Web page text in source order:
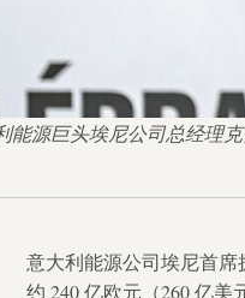
能源巨头埃尼公司总经理
意大利能源公司埃尼首席
约 240 亿欧元（260 亿美